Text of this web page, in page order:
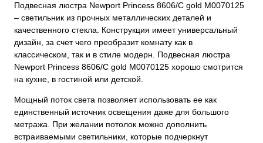
Подвесная люстра Newport Princess 8606/C gold М0070125
– светильник из прочных металлических деталей и
качественного стекла. Конструкция имеет универсальный
дизайн, за счет чего преобразит комнату как в
классическом, так и в стиле модерн. Подвесная люстра
Newport Princess 8606/C gold М0070125 хорошо смотрится
на кухне, в гостиной или детской.
Мощный поток света позволяет использовать ее как
единственный источник освещения даже для большого
метража. При желании потолок можно дополнить
встраиваемыми светильники, которые подчеркнут